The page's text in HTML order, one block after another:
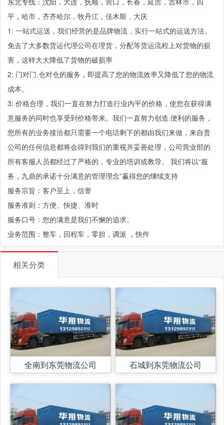
平，哈市，齐齐哈尔，牧丹江，佳木斯，大庆
1: 一站式运送，我们经营的是品牌物流，实行一站式的运送方法。
免去了大多数货运代理公司在理货，分配等货运流程上对货物的损
害，这样大大降低了货物的破损率
2: 门对门.仓对仓的服务，即提高了您的物流效率又降低了您的物流
成本。
3: 价格合理，我们一直在努力打造行业内平的价格，使您在获得满
意服务的同时也享受到价格带来。我们一直努力创造.便利的服务，
您所有的业务接洽都只需要一个电话剩下的都由我们来做，来自贵
公司的任何信息都将会得到我们的重视并妥善处理，公司营业部的
所有客服人员都经过了严格的，专业的培训或教导。 我们将以“服
务，九鼎的承诺十分满意的管理理念”赢得您的继续支持
服务宗旨：客户至上，信誉
服务准则：方便、快捷、准时
服务口号：您的满意是我们不懈的追求。
业务范围：整车，回程车，零担，调派 ，快件
相关分类
全南到东莞物流公司 石城到东莞物流公司